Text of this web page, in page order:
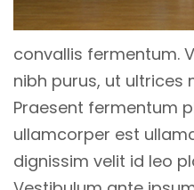
convallis fermentum.
nibh purus, ut ultrices
Praesent fermentum
ullamcorper est
dignissim velit id leo